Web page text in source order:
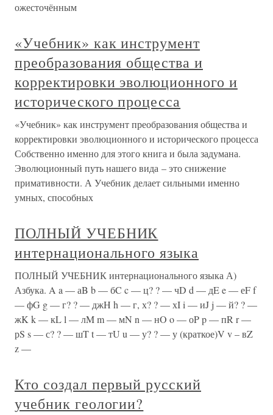
ожесточённым
«Учебник» как инструмент
преобразования общества и
корректировки эволюционного и
исторического процесса
«Учебник» как инструмент преобразования общества и
корректировки эволюционного и исторического процесса
Собственно именно для этого книга и была задумана.
Эволюционный путь нашего вида – это снижение
примативности. А Учебник делает сильными именно
умных, способных
ПОЛНЫЙ УЧЕБНИК
интернационального языка
ПОЛНЫЙ УЧЕБНИК интернационального языка А)
Азбука. A a — аB b — бC c — ц? ? — чD d — дE e — еF f
— фG g — г? ? — джH h — г, х? ? — хI i — иJ j — й? ? —
жK k — кL l — лM m — мN n — нO o — оP p — пR r —
рS s — с? ? — шT t — тU u — у? ? — у (краткое)V v – вZ
z —
Кто создал первый русский
учебник геологии?